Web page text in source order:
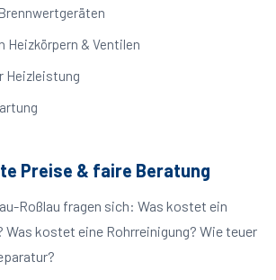
Heizkörpern & Ventilen
Heizleistung
Preise & faire Beratung
Roßlau fragen sich: Was kostet ein
kostet eine Rohrreinigung? Wie teuer